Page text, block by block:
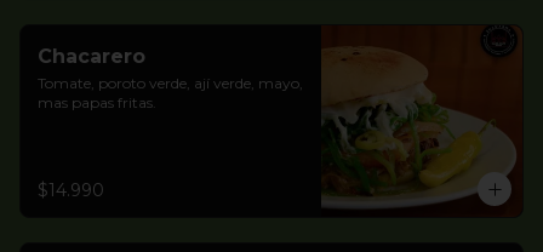
Chacarero
Tomate, poroto verde, ají verde, mayo,
mas papas fritas.
$14.990